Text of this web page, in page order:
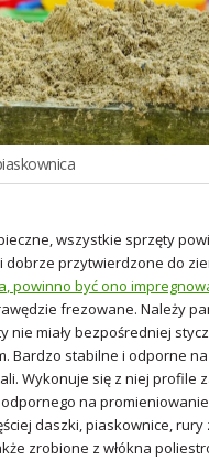
wszystkie sprzęty
przytwierdzone do
powinno być ono
frezowane. Należy
nie miały bezpośredniej
Bardzo stabilne i odporne
Wykonuje się z niej profile
odpornego na
daszki, piaskownice, rury
zrobione z włókna